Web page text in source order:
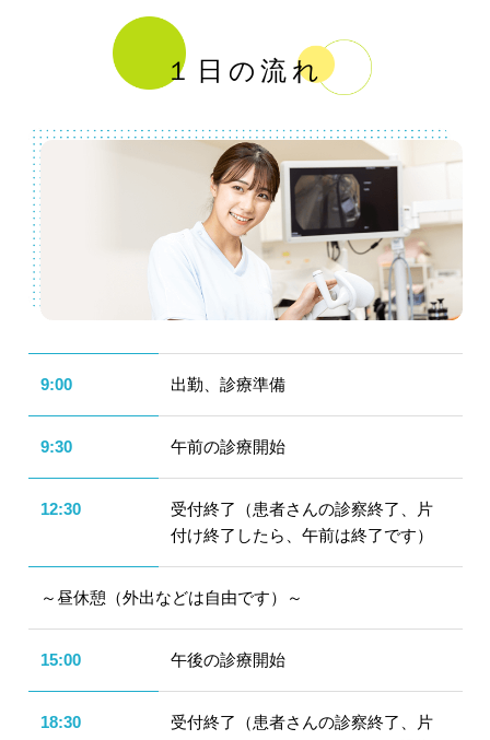
１日の流れ
9:00 出勤、診療準備
9:30 午前の診療開始
12:30
受付終了（患者さんの診察終了、片
付け終了したら、午前は終了です）
～昼休憩（外出などは自由です）～
15:00 午後の診療開始
18:30
受付終了（患者さんの診察終了、片